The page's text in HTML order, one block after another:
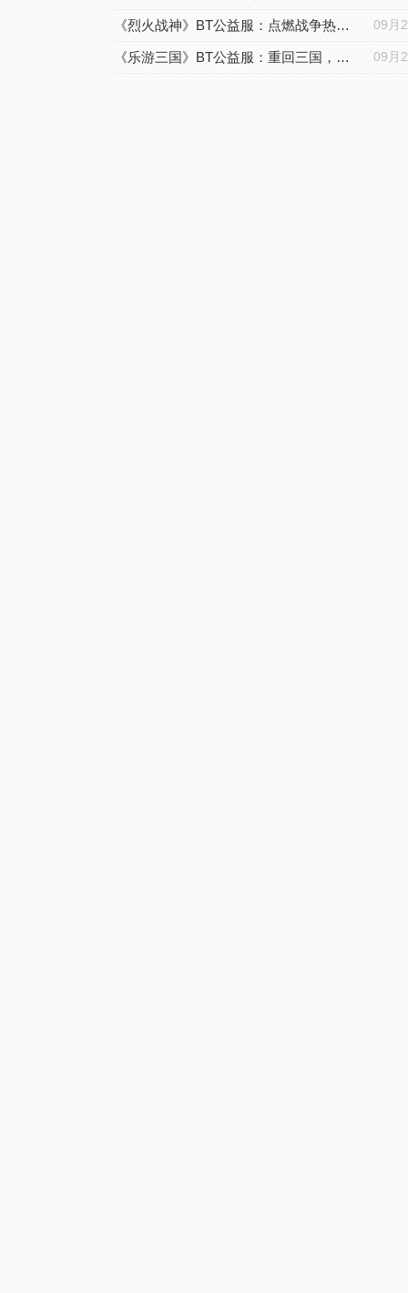
09月
《烈火战神》BT公益服：点燃战争热血，再掀战神之战！
09月
《乐游三国》BT公益服：重回三国，征战霸业